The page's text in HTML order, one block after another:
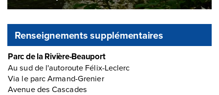
Renseignements supplémentaires
Parc de la Rivière-Beauport
Au sud de l'autoroute Félix-Leclerc
Via le parc Armand-Grenier
Avenue des Cascades